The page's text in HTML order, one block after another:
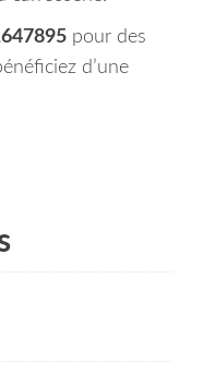
pour des
d’une